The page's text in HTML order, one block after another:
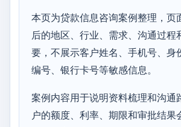
本页为贷款信息咨询案例整理，页
后的地区、行业、需求、沟通过程
要，不展示客户姓名、手机号、身
编号、银行卡号等敏感信息。
案例内容用于说明资料梳理和沟通
户的额度、利率、期限和审批结果